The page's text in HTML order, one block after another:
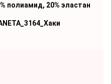
полиамид, 20% эластан